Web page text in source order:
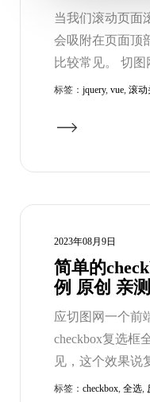
当我们滚动页面
会吸附在页面顶
比较常见。 切
标签： jquery, vue, 滚动
2023年08月9日
简单的
例 原创 亲
应切图网一个前
checkbox复选框
标签： checkbox, 全选,